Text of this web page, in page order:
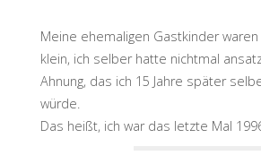
Meine ehemaligen Gastkinder
klein, ich selber hatte nichtmal
Ahnung, das ich 15 Jahre später
würde.
Das heißt, ich war das letzte Mal